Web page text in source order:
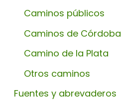
Caminos públicos
Caminos de Córdoba
Camino de la Plata
Otros caminos
Fuentes y abrevaderos